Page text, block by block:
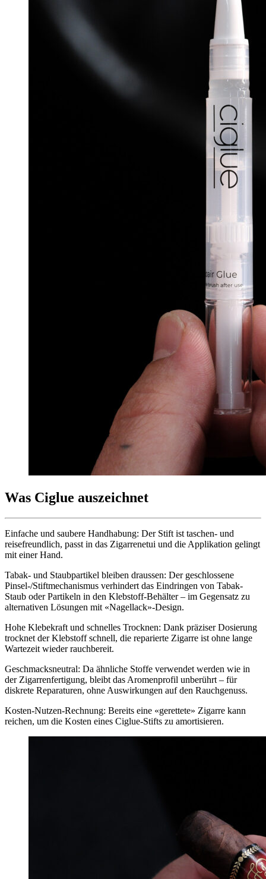
Was Ciglue auszeichnet
Einfache und saubere Handhabung: Der Stift ist taschen- und
reisefreundlich, passt in das Zigarrenetui und die Applikation gelingt
mit einer Hand.
Tabak- und Staubpartikel bleiben draussen: Der geschlossene
Pinsel-/Stiftmechanismus verhindert das Eindringen von Tabak-
Staub oder Partikeln in den Klebstoff-Behälter – im Gegensatz zu
alternativen Lösungen mit «Nagellack»-Design.
Hohe Klebekraft und schnelles Trocknen: Dank präziser Dosierung
trocknet der Klebstoff schnell, die reparierte Zigarre ist ohne lange
Wartezeit wieder rauchbereit.
Geschmacksneutral: Da ähnliche Stoffe verwendet werden wie in
der Zigarrenfertigung, bleibt das Aromenprofil unberührt – für
diskrete Reparaturen, ohne Auswirkungen auf den Rauchgenuss.
Kosten-Nutzen-Rechnung: Bereits eine «gerettete» Zigarre kann
reichen, um die Kosten eines Ciglue-Stifts zu amortisieren.